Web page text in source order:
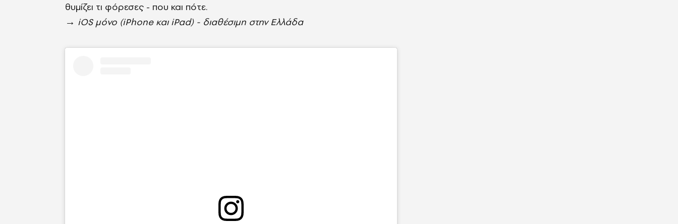
θυμίζει τι φόρεσες - που και πότε.
→ iOS μόνο (iPhone και iPad) - διαθέσιμη στην Ελλάδα